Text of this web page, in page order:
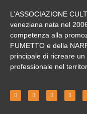
L’ASSOCIAZIONE
veneziana nata nel
competenza alla
FUMETTO e della
principale di ricreare
professionale nel